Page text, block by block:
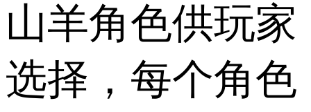
山羊角色供玩家
选择，每个角色